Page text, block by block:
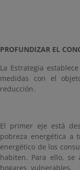
PROFUNDIZAR EL
La Estrategia
medidas con el
reducción.
El primer eje está
pobreza energética a
energético de los
habiten. Para ello, se
hogares vulnerables.